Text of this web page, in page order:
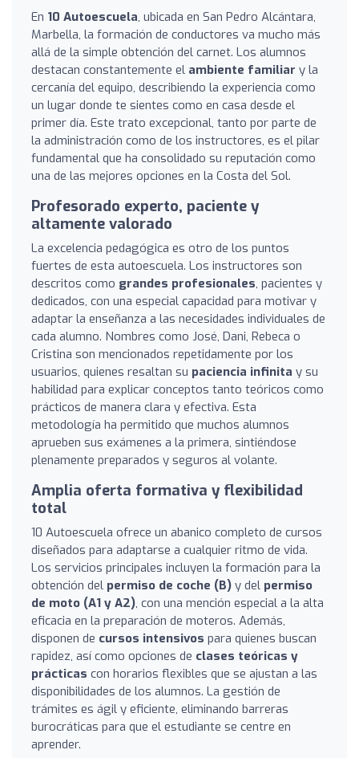
En 10 Autoescuela, ubicada en San Pedro Alcántara,
Marbella, la formación de conductores va mucho más
allá de la simple obtención del carnet. Los alumnos
destacan constantemente el ambiente familiar y la
cercanía del equipo, describiendo la experiencia como
un lugar donde te sientes como en casa desde el
primer día. Este trato excepcional, tanto por parte de
la administración como de los instructores, es el pilar
fundamental que ha consolidado su reputación como
una de las mejores opciones en la Costa del Sol.
Profesorado experto, paciente y
altamente valorado
La excelencia pedagógica es otro de los puntos
fuertes de esta autoescuela. Los instructores son
descritos como grandes profesionales, pacientes y
dedicados, con una especial capacidad para motivar y
adaptar la enseñanza a las necesidades individuales de
cada alumno. Nombres como José, Dani, Rebeca o
Cristina son mencionados repetidamente por los
usuarios, quienes resaltan su paciencia infinita y su
habilidad para explicar conceptos tanto teóricos como
prácticos de manera clara y efectiva. Esta
metodología ha permitido que muchos alumnos
aprueben sus exámenes a la primera, sintiéndose
plenamente preparados y seguros al volante.
Amplia oferta formativa y flexibilidad
total
10 Autoescuela ofrece un abanico completo de cursos
diseñados para adaptarse a cualquier ritmo de vida.
Los servicios principales incluyen la formación para la
obtención del permiso de coche (B) y del permiso
de moto (A1 y A2), con una mención especial a la alta
eficacia en la preparación de moteros. Además,
disponen de cursos intensivos para quienes buscan
rapidez, así como opciones de clases teóricas y
prácticas con horarios flexibles que se ajustan a las
disponibilidades de los alumnos. La gestión de
trámites es ágil y eficiente, eliminando barreras
burocráticas para que el estudiante se centre en
aprender.